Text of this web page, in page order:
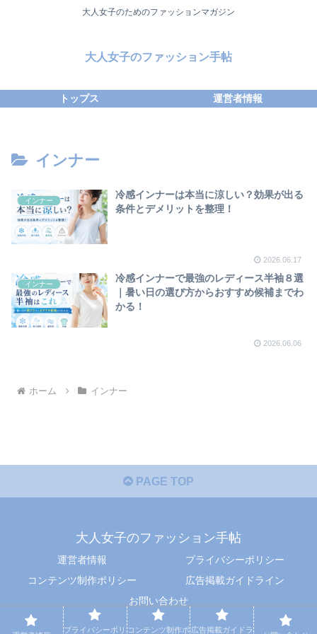
大人女子のためのファッションマガジン
大人女子のファッション手帖
トップス 運営者情報
インナー
インナー
冷感インナーは本当に涼しい？効果が出る
条件とデメリットを整理！
2026.06.17
インナー
冷感インナーで最強のレディース半袖８選
｜暑い日の選び方からおすすめ候補までわ
かる！
2026.06.06
ホーム インナー
PAGE TOP
大人女子のファッション手帖
運営者情報
プライバシーポリシー
コンテンツ制作ポリシー
広告掲載ガイドライン
お問い合わせ
© 2026 大人女子のファッション手帖.
プライバシーポリ コンテンツ制作ポ 広告掲載ガイドラ